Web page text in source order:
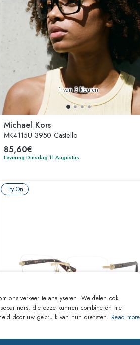
1 van 3 kleuren
Michael Kors
MK4115U 3950 Castello
85,60€
Levering Dinsdag 11 Augustus
Try On
ons verkeer te analyseren. We delen ook
die deze kunnen combineren met
door uw gebruik van hun diensten. Read more